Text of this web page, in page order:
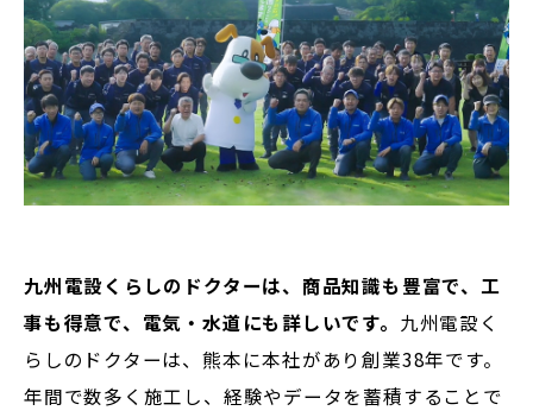
九州電設くらしのドクターは、商品知識も豊富で、工
事も得意で、電気・水道にも詳しいです。 九州電設く
らしのドクターは、熊本に本社があり創業38年です。
年間で数多く施工し、経験やデータを蓄積することで